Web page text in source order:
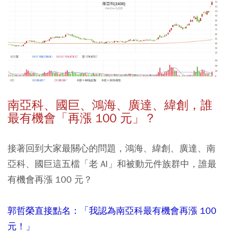
南亞科、國巨、鴻海、廣達、緯創，誰
最有機會「再漲 100 元」？
接著回到大家最關心的問題，鴻海、緯創、廣達、南
亞科、國巨這五檔「老 AI」和被動元件族群中，誰最
有機會再漲 100 元？
郭哲榮直接點名：「我認為南亞科最有機會再漲 100
元！」